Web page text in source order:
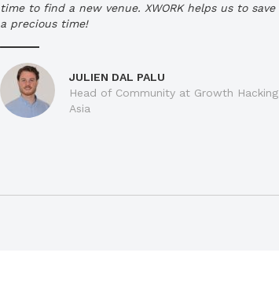
time to find a new venue. XWORK helps us to save
a precious time!
JULIEN DAL PALU
Head of Community at Growth Hacking
Asia